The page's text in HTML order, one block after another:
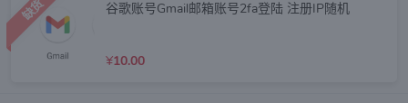
缺货 谷歌账号Gmail邮箱账号2fa登陆 注册IP随机
¥10.00